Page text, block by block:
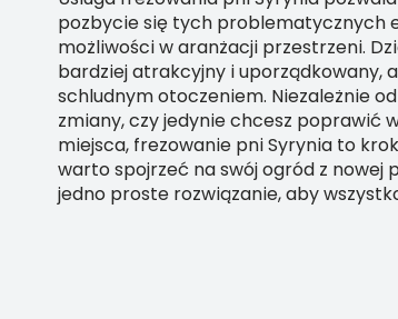
pozbycie się tych problematycznych
możliwości w aranżacji przestrzeni.
bardziej atrakcyjny i uporządkowany,
schludnym otoczeniem. Niezależnie
zmiany, czy jedynie chcesz poprawić
miejsca, frezowanie pni Syrynia to
warto spojrzeć na swój ogród z
jedno proste rozwiązanie, aby